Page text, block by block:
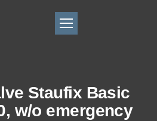
Staufix Basic
w/o emergency